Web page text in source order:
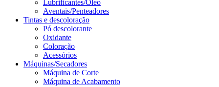
Lubrificantes/Oleo
Aventais/Penteadores
Tintas e descoloração
Pó descolorante
Oxidante
Coloração
Acessórios
Máquinas/Secadores
Máquina de Corte
Máquina de Acabamento